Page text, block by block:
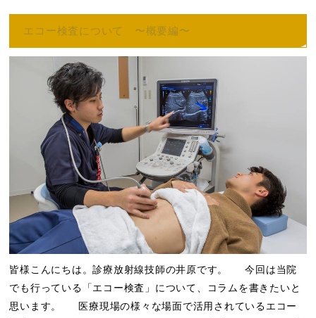
エコー検査について 〜概要編〜
皆様こんにちは。診療放射線技師の井原です。 今回は当院
でも行っている「エコー検査」について、コラムを書きたいと
思います。 医療現場の様々な場面で活用されているエコー